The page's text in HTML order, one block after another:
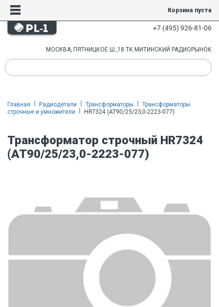
Корзина пуста
+7 (495) 926-81-06
МОСКВА, ПЯТНИЦКОЕ Ш.,18 ТК МИТИНСКИЙ РАДИОРЫНОК
Главная Радиодетали Трансформаторы
Трансформаторы
строчные и умножители
HR7324 (AT90/25/23,0-2223-077)
Трансформатор строчный HR7324
(AT90/25/23,0-2223-077)